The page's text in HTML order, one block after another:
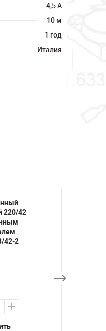
4,5 А
10 м
1 год
Италия
220/42
42-2